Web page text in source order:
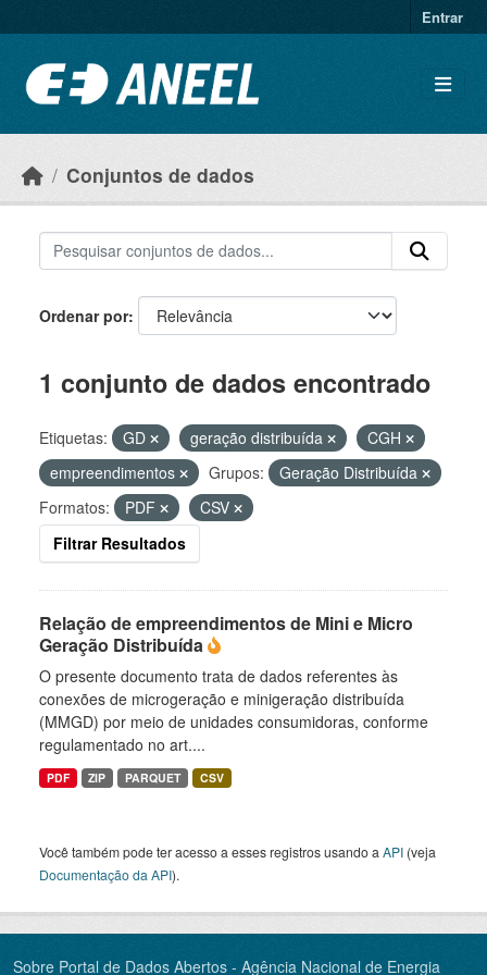
Entrar
Conjuntos de dados
Ordenar por
1 conjunto de dados encontrado
Etiquetas: GD geração distribuída
CGH
empreendimentos
Grupos:
Geração Distribuída
Formatos:
PDF
CSV
Filtrar Resultados
Relação de empreendimentos de Mini e Micro
Geração Distribuída
O presente documento trata de dados referentes às
conexões de microgeração e minigeração distribuída
(MMGD) por meio de unidades consumidoras, conforme
regulamentado no art....
PDF ZIP PARQUET CSV
Você também pode ter acesso a esses registros usando a API (veja
Documentação da API).
Sobre Portal de Dados Abertos - Agência Nacional de Energia